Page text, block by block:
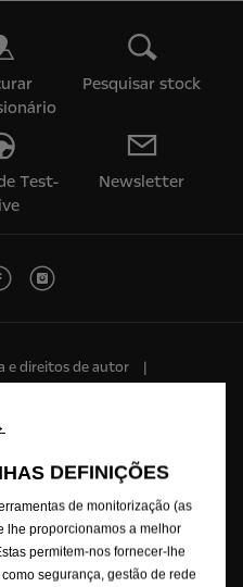
Pesquisar stock
Test-
Newsletter
e direitos de autor
da Opel Automobile GmbH com
am Main, Alemanha,
DEFINIÇÕES
de monitorização (as
lhe proporcionamos a melhor
permitem-nos fornecer-lhe
segurança, gestão de rede